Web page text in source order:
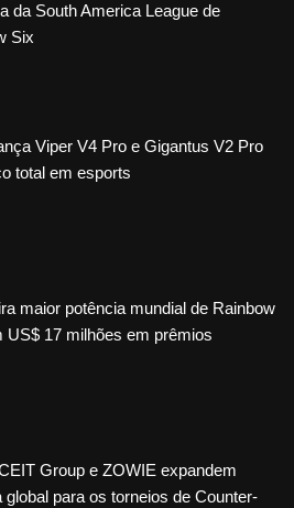
da South America League de
Six
Viper V4 Pro e Gigantus V2 Pro
total em esports
maior potência mundial de Rainbow
US$ 17 milhões em prêmios
Group e ZOWIE expandem
global para os torneios de Counter-